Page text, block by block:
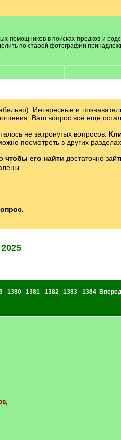
помощников в поисках предков и
по старой фотографии
Интересные и
Ваш вопрос всё еще
не затронутых вопросов.
посмотреть в других
чтобы его найти достаточно
1380 1381 1382 1383 1384